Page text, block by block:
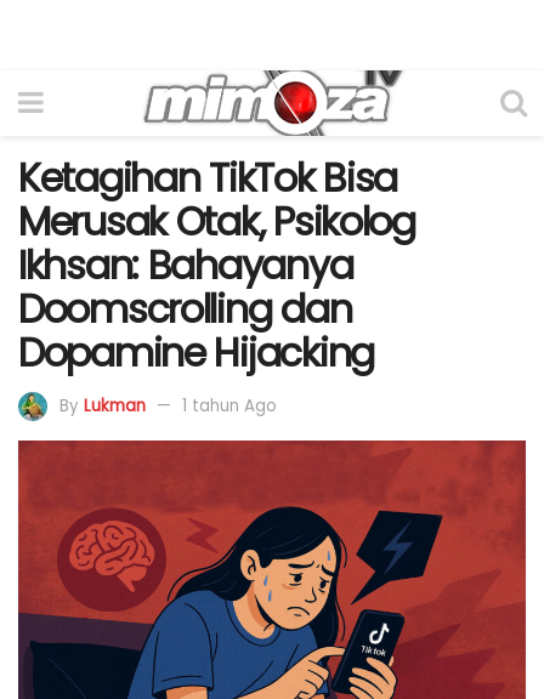
Ketagihan TikTok Bisa
Merusak Otak, Psikolog
Ikhsan: Bahayanya
Doomscrolling dan
Dopamine Hijacking
By Lukman 1 tahun Ago